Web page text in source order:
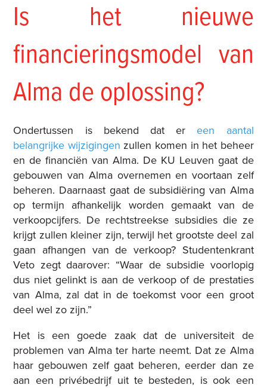
Is het nieuwe
financieringsmodel van
Alma de oplossing?
Ondertussen is bekend dat er een aantal
belangrijke wijzigingen zullen komen in het beheer
en de financiën van Alma. De KU Leuven gaat de
gebouwen van Alma overnemen en voortaan zelf
beheren. Daarnaast gaat de subsidiëring van Alma
op termijn afhankelijk worden gemaakt van de
verkoopcijfers. De rechtstreekse subsidies die ze
krijgt zullen kleiner zijn, terwijl het grootste deel zal
gaan afhangen van de verkoop? Studentenkrant
Veto zegt daarover: “Waar de subsidie voorlopig
dus niet gelinkt is aan de verkoop of de prestaties
van Alma, zal dat in de toekomst voor een groot
deel wel zo zijn.”
Het is een goede zaak dat de universiteit de
problemen van Alma ter harte neemt. Dat ze Alma
haar gebouwen zelf gaat beheren, eerder dan ze
aan een privébedrijf uit te besteden, is ook een